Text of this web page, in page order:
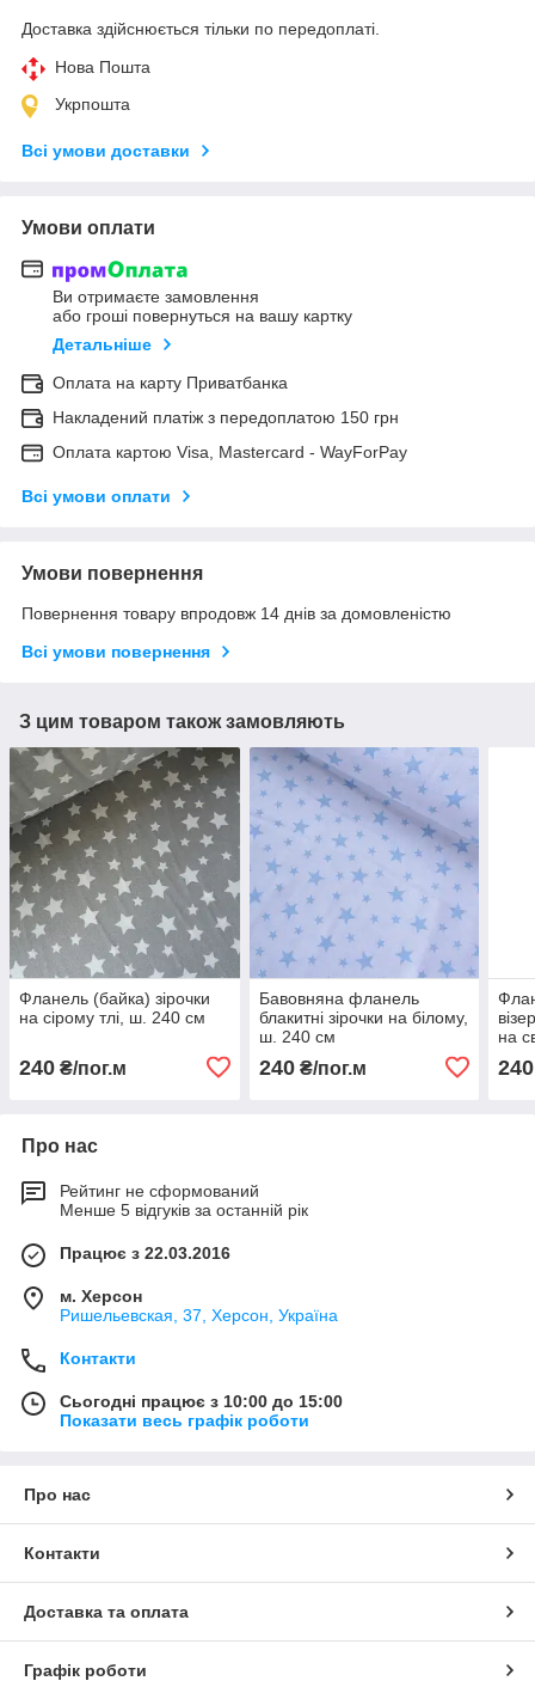
Доставка здійснюється тільки по передоплаті.
Нова Пошта
Укрпошта
Всі умови доставки
Умови оплати
Ви отримаєте замовлення
або гроші повернуться на вашу картку
Детальніше
Оплата на карту Приватбанка
Накладений платіж з передоплатою 150 грн
Оплата картою Visa, Mastercard - WayForPay
Всі умови оплати
Умови повернення
Повернення товару впродовж 14 днів за домовленістю
Всі умови повернення
З цим товаром також замовляють
Фланель (байка) зірочки
на сірому тлі, ш. 240 см
240 ₴/пог.м
Бавовняна фланель
блакитні зірочки на білому,
ш. 240 см
240₴/пог.м
на
240
Про нас
Рейтинг не сформований
Менше 5 відгуків за останній рік
Працює з 22.03.2016
м. Херсон
Ришельевская, 37, Херсон, Україна
Контакти
Сьогодні працює з 10:00 до 15:00
Показати весь графік роботи
Про нас
Контакти
Доставка та оплата
Графік роботи